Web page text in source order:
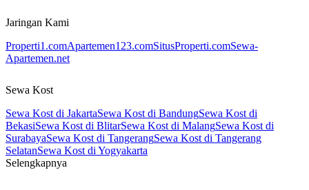
Jaringan Kami
Properti1.comApartemen123.comSitusProperti.comSewa-
Apartemen.net
Sewa Kost
Sewa Kost di JakartaSewa Kost di BandungSewa Kost di
BekasiSewa Kost di BlitarSewa Kost di MalangSewa Kost di
SurabayaSewa Kost di TangerangSewa Kost di Tangerang
SelatanSewa Kost di Yogyakarta
Selengkapnya